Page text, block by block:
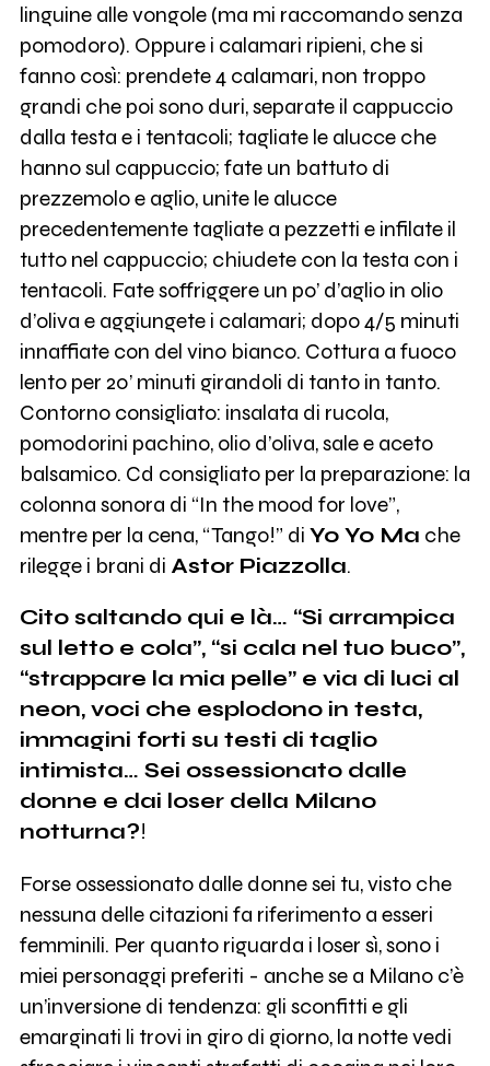
linguine alle vongole (ma mi raccomando senza
pomodoro). Oppure i calamari ripieni, che si
fanno così: prendete 4 calamari, non troppo
grandi che poi sono duri, separate il cappuccio
dalla testa e i tentacoli; tagliate le alucce che
hanno sul cappuccio; fate un battuto di
prezzemolo e aglio, unite le alucce
precedentemente tagliate a pezzetti e infilate il
tutto nel cappuccio; chiudete con la testa con i
tentacoli. Fate soffriggere un po’ d’aglio in olio
d’oliva e aggiungete i calamari; dopo 4/5 minuti
innaffiate con del vino bianco. Cottura a fuoco
lento per 20’ minuti girandoli di tanto in tanto.
Contorno consigliato: insalata di rucola,
pomodorini pachino, olio d’oliva, sale e aceto
balsamico. Cd consigliato per la preparazione: la
colonna sonora di “In the mood for love”,
mentre per la cena, “Tango!” di Yo Yo Ma che
rilegge i brani di Astor Piazzolla.
Cito saltando qui e là… “Si arrampica
sul letto e cola”, “si cala nel tuo buco”,
“strappare la mia pelle” e via di luci al
neon, voci che esplodono in testa,
immagini forti su testi di taglio
intimista… Sei ossessionato dalle
donne e dai loser della Milano
notturna?!
Forse ossessionato dalle donne sei tu, visto che
nessuna delle citazioni fa riferimento a esseri
femminili. Per quanto riguarda i loser sì, sono i
miei personaggi preferiti - anche se a Milano c’è
un’inversione di tendenza: gli sconfitti e gli
emarginati li trovi in giro di giorno, la notte vedi